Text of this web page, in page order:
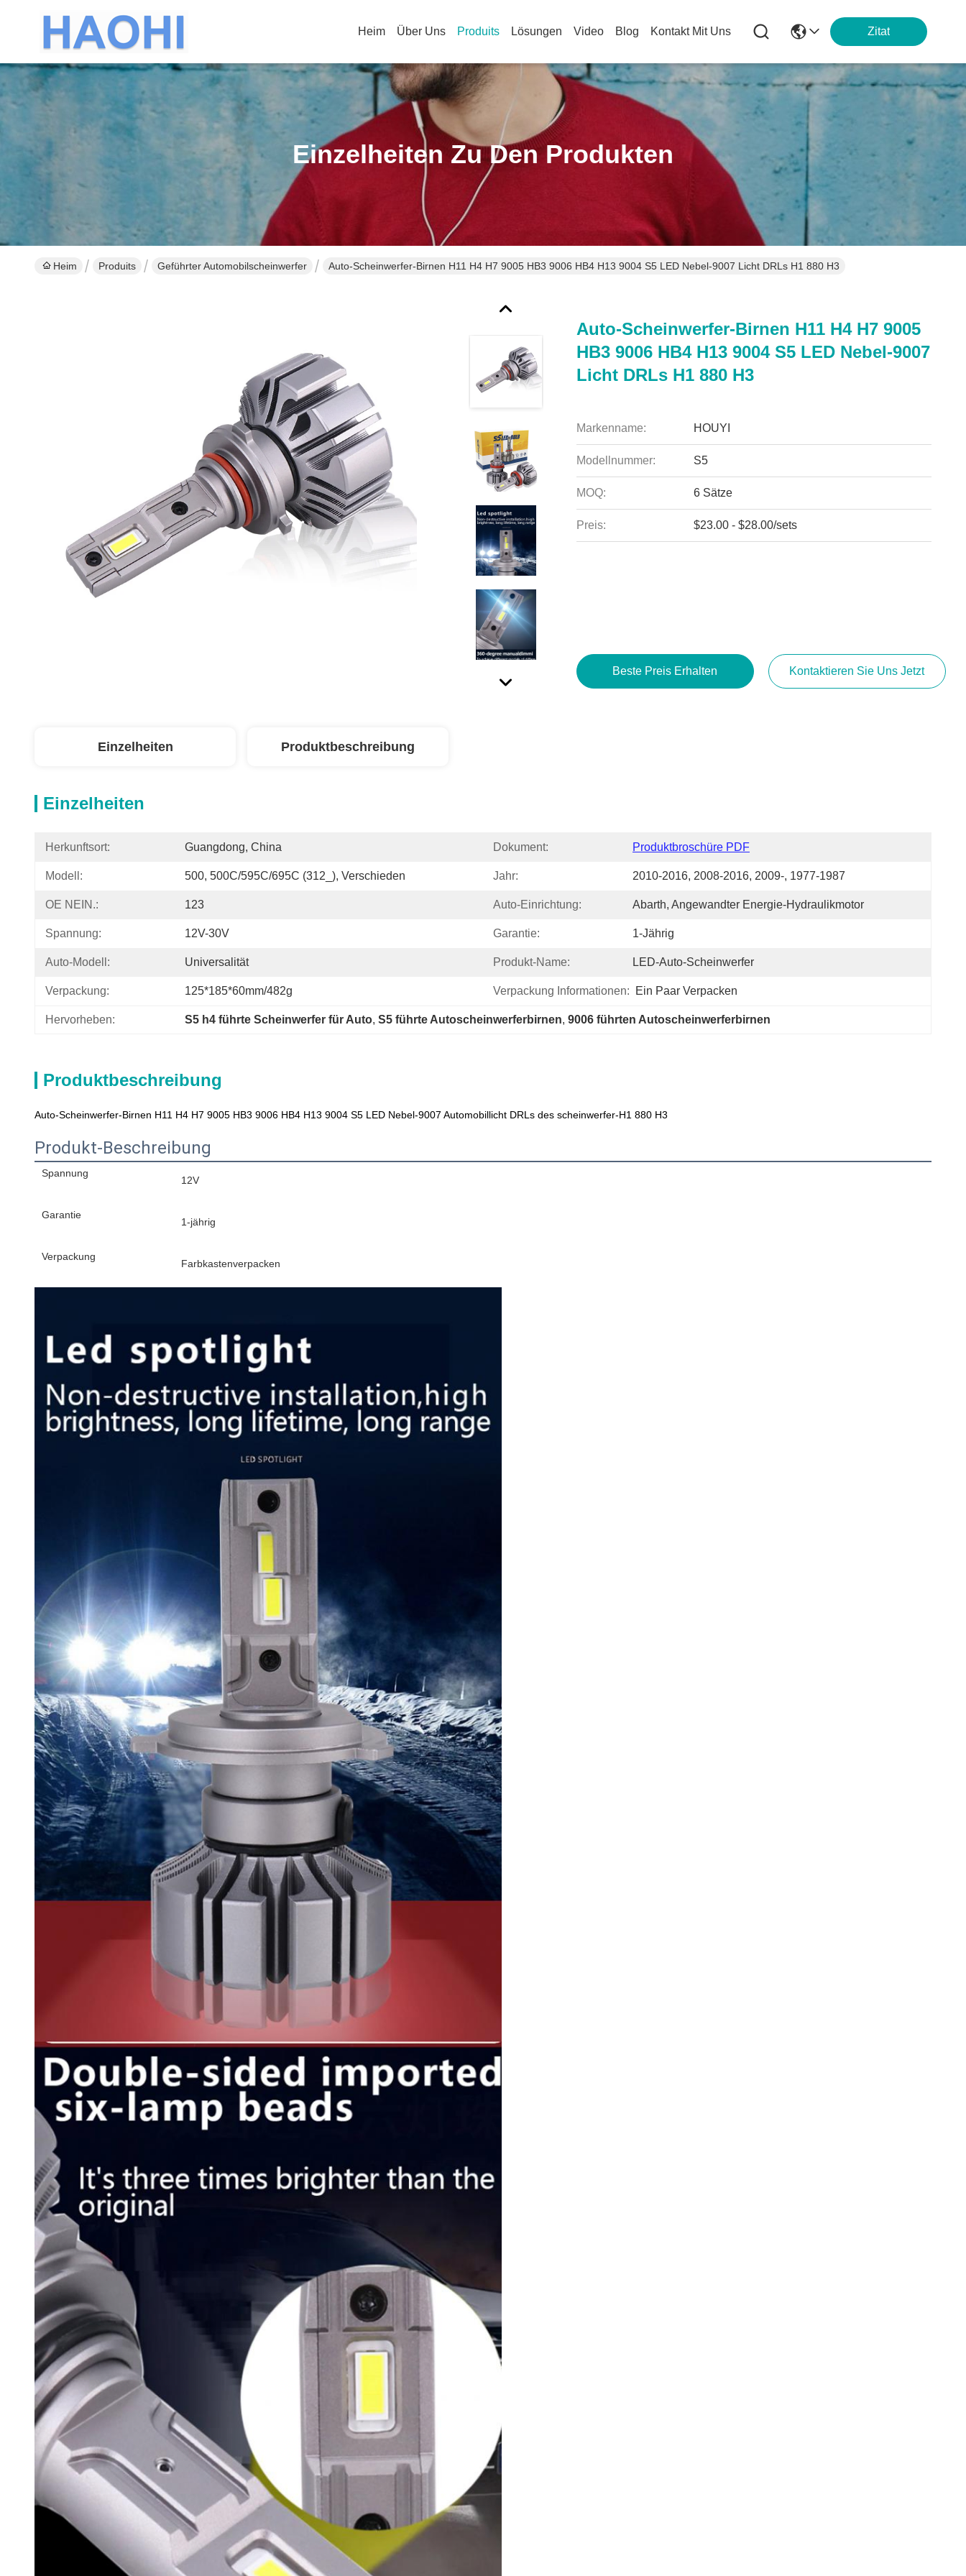
Heim Über Uns Produits Lösungen Video Blog Kontakt Mit Uns Zitat
Einzelheiten Zu Den Produkten
Heim Produits Geführter Automobilscheinwerfer Auto-Scheinwerfer-Birnen H11 H4 H7 9005 HB3 9006 HB4 H13 9004 S5 LED Nebel-9007 Licht DRLs H1 880 H3
Auto-Scheinwerfer-Birnen H11 H4 H7 9005
HB3 9006 HB4 H13 9004 S5 LED Nebel-9007
Licht DRLs H1 880 H3
Markenname: HOUYI
Modellnummer: S5
MOQ: 6 Sätze
Preis: $23.00 - $28.00/sets
Beste Preis Erhalten Kontaktieren Sie Uns Jetzt
Einzelheiten Produktbeschreibung
Einzelheiten
Herkunftsort: Guangdong, China Dokument: Produktbroschüre PDF
Modell: 500, 500C/595C/695C (312_), Verschieden Jahr: 2010-2016, 2008-2016, 2009-, 1977-1987
OE NEIN.: 123 Auto-Einrichtung: Abarth, Angewandter Energie-Hydraulikmotor
Spannung: 12V-30V Garantie: 1-Jährig
Auto-Modell: Universalität Produkt-Name: LED-Auto-Scheinwerfer
Verpackung: 125*185*60mm/482g Verpackung Informationen: Ein Paar Verpacken
Hervorheben: S5 h4 führte Scheinwerfer für Auto, S5 führte Autoscheinwerferbirnen, 9006 führten Autoscheinwerferbirnen
Produktbeschreibung
Auto-Scheinwerfer-Birnen H11 H4 H7 9005 HB3 9006 HB4 H13 9004 S5 LED Nebel-9007 Automobillicht DRLs des scheinwerfer-H1 880 H3
Produkt-Beschreibung
Spannung
12V
Garantie
1-jährig
Verpackung
Farbkastenverpacken